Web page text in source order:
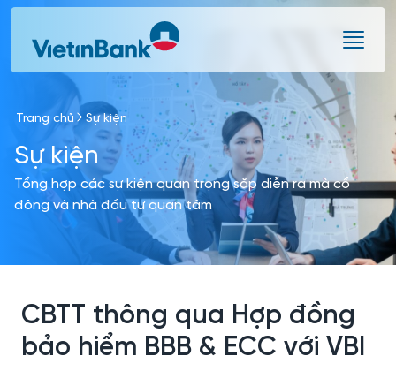
Skip to Main Content
Trang chủ Sự kiện
Sự kiện
Tổng hợp các sự kiện quan trọng sắp diễn ra mà cổ
đông và nhà đầu tư quan tâm
CBTT thông qua Hợp đồng
bảo hiểm BBB & ECC với VBI